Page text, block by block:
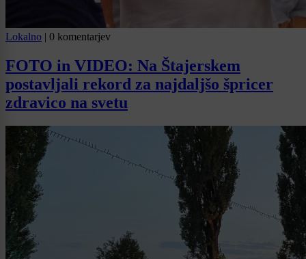
Lokalno | 0 komentarjev
FOTO in VIDEO: Na Štajerskem
postavljali rekord za najdaljšo špricer
zdravico na svetu